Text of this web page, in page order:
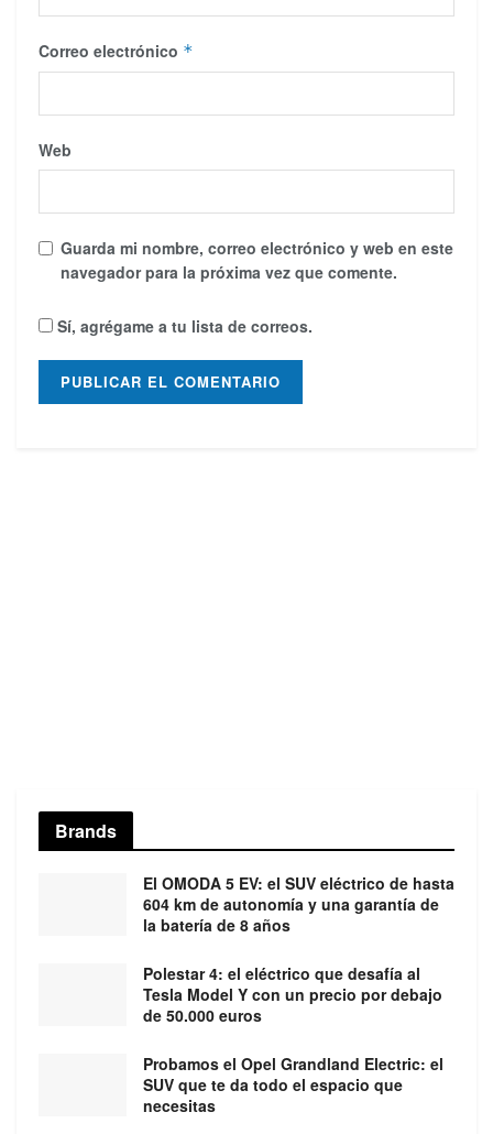
Correo electrónico *
Web
Guarda mi nombre, correo electrónico y web en este
navegador para la próxima vez que comente.
Sí, agrégame a tu lista de correos.
Brands
El OMODA 5 EV: el SUV eléctrico de hasta
604 km de autonomía y una garantía de
la batería de 8 años
Polestar 4: el eléctrico que desafía al
Tesla Model Y con un precio por debajo
de 50.000 euros
Probamos el Opel Grandland Electric: el
SUV que te da todo el espacio que
necesitas